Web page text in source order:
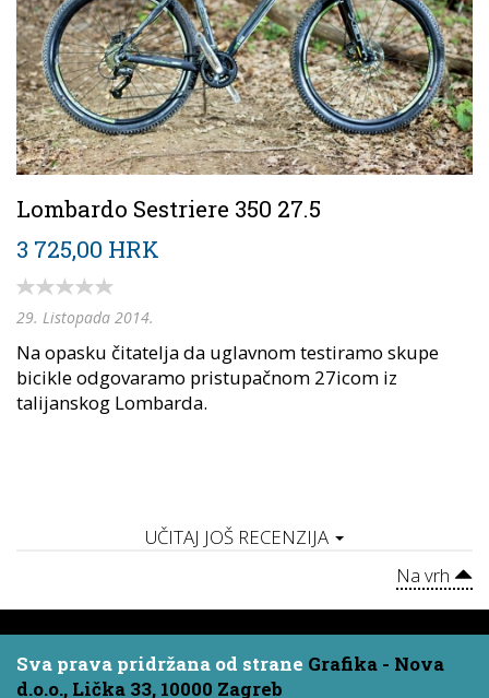
Lombardo Sestriere 350 27.5
3 725,00 HRK
29. Listopada 2014.
Na opasku čitatelja da uglavnom testiramo skupe
bicikle odgovaramo pristupačnom 27icom iz
talijanskog Lombarda.
UČITAJ JOŠ RECENZIJA
Na vrh
Sva prava pridržana od strane Grafika - Nova
d.o.o., Lička 33, 10000 Zagreb